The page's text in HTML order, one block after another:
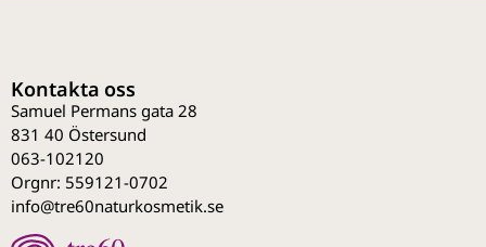
Kontakta oss
Samuel Permans gata 28
831 40 Östersund
063-102120
Orgnr: 559121-0702
info@tre60naturkosmetik.se